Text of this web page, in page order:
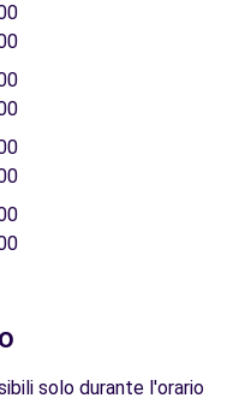
solo durante l'orario